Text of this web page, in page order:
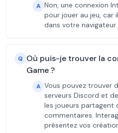
A Non, une connexion
pour jouer au jeu, car
dans votre navigateur.
Q Où puis-je trouver la
Game ?
A Vous pouvez trouver
serveurs Discord et
les joueurs partagent
commentaires.
présentez vos